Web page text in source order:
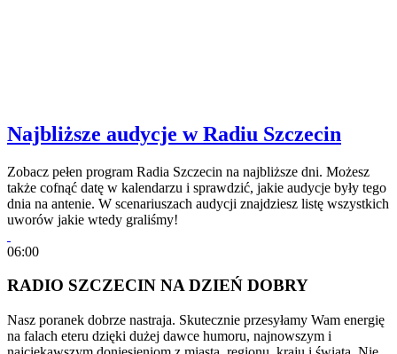
Najbliższe audycje w Radiu Szczecin
Zobacz pełen program Radia Szczecin na najbliższe dni. Możesz
także cofnąć datę w kalendarzu i sprawdzić, jakie audycje były tego
dnia na antenie. W scenariuszach audycji znajdziesz listę wszystkich
uworów jakie wtedy graliśmy!
06:00
RADIO SZCZECIN NA DZIEŃ DOBRY
Nasz poranek dobrze nastraja. Skutecznie przesyłamy Wam energię
na falach eteru dzięki dużej dawce humoru, najnowszym i